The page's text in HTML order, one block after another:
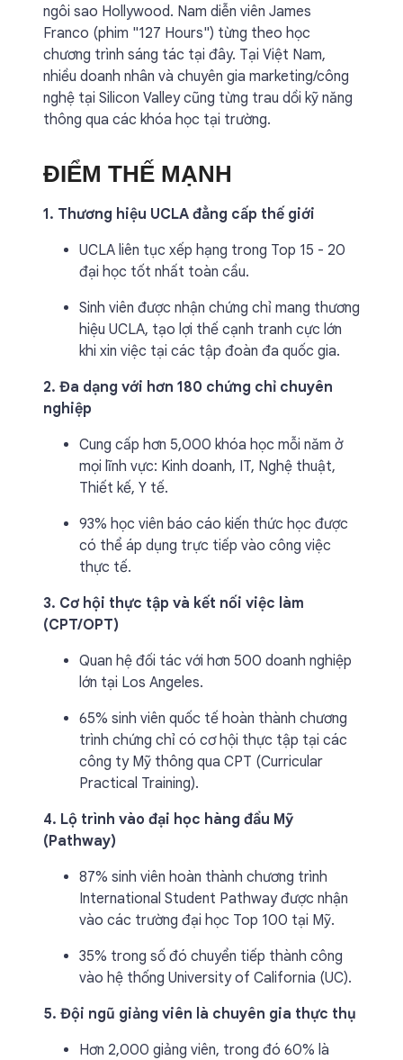
ngôi sao Hollywood. Nam diễn viên James
Franco (phim "127 Hours") từng theo học
chương trình sáng tác tại đây. Tại Việt Nam,
nhiều doanh nhân và chuyên gia marketing/công
nghệ tại Silicon Valley cũng từng trau dồi kỹ năng
thông qua các khóa học tại trường.
ĐIỂM THẾ MẠNH
1. Thương hiệu UCLA đẳng cấp thế giới
UCLA liên tục xếp hạng trong Top 15 - 20
đại học tốt nhất toàn cầu.
Sinh viên được nhận chứng chỉ mang thương
hiệu UCLA, tạo lợi thế cạnh tranh cực lớn
khi xin việc tại các tập đoàn đa quốc gia.
2. Đa dạng với hơn 180 chứng chỉ chuyên
nghiệp
Cung cấp hơn 5,000 khóa học mỗi năm ở
mọi lĩnh vực: Kinh doanh, IT, Nghệ thuật,
Thiết kế, Y tế.
93% học viên báo cáo kiến thức học được
có thể áp dụng trực tiếp vào công việc
thực tế.
3. Cơ hội thực tập và kết nối việc làm
(CPT/OPT)
Quan hệ đối tác với hơn 500 doanh nghiệp
lớn tại Los Angeles.
65% sinh viên quốc tế hoàn thành chương
trình chứng chỉ có cơ hội thực tập tại các
công ty Mỹ thông qua CPT (Curricular
Practical Training).
4. Lộ trình vào đại học hàng đầu Mỹ
(Pathway)
87% sinh viên hoàn thành chương trình
International Student Pathway được nhận
vào các trường đại học Top 100 tại Mỹ.
35% trong số đó chuyển tiếp thành công
vào hệ thống University of California (UC).
5. Đội ngũ giảng viên là chuyên gia thực thụ
Hơn 2,000 giảng viên, trong đó 60% là